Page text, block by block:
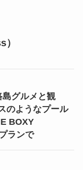
グルメと観
のようなプール
BOXY
ランで